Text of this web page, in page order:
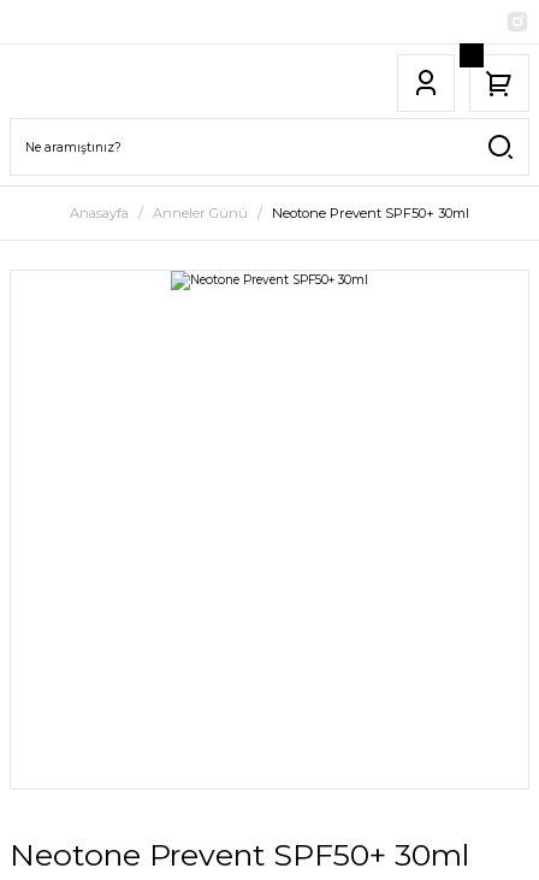
Anasayfa Anneler Günü Neotone Prevent SPF50+ 30ml
Neotone Prevent SPF50+ 30ml